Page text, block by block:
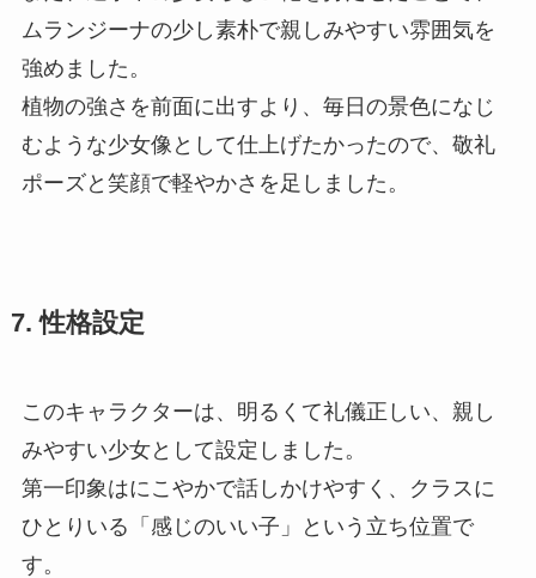
ムランジーナの少し素朴で親しみやすい雰囲気を
強めました。
植物の強さを前面に出すより、毎日の景色になじ
むような少女像として仕上げたかったので、敬礼
ポーズと笑顔で軽やかさを足しました。
7. 性格設定
このキャラクターは、明るくて礼儀正しい、親し
みやすい少女として設定しました。
第一印象はにこやかで話しかけやすく、クラスに
ひとりいる「感じのいい子」という立ち位置で
す。